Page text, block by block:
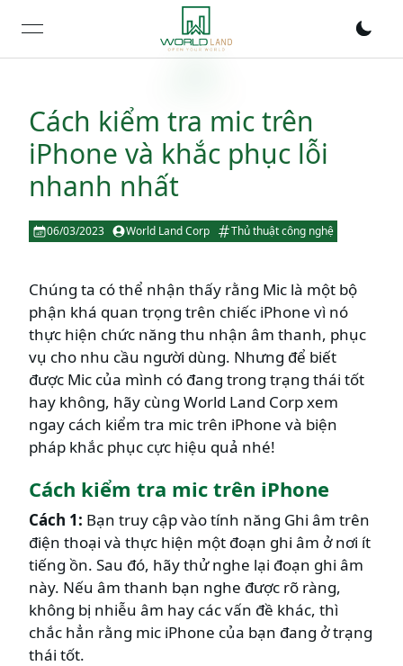
open navigation menu
Cách kiểm tra mic trên
iPhone và khắc phục lỗi
nhanh nhất
06/03/2023 World Land Corp Thủ thuật công nghệ
Chúng ta có thể nhận thấy rằng Mic là một bộ
phận khá quan trọng trên chiếc iPhone vì nó
thực hiện chức năng thu nhận âm thanh, phục
vụ cho nhu cầu người dùng. Nhưng để biết
được Mic của mình có đang trong trạng thái tốt
hay không, hãy cùng World Land Corp xem
ngay cách kiểm tra mic trên iPhone và biện
pháp khắc phục cực hiệu quả nhé!
Cách kiểm tra mic trên iPhone
Cách 1: Bạn truy cập vào tính năng Ghi âm trên
điện thoại và thực hiện một đoạn ghi âm ở nơi ít
tiếng ồn. Sau đó, hãy thử nghe lại đoạn ghi âm
này. Nếu âm thanh bạn nghe được rõ ràng,
không bị nhiễu âm hay các vấn đề khác, thì
chắc hẳn rằng mic iPhone của bạn đang ở trạng
thái tốt.